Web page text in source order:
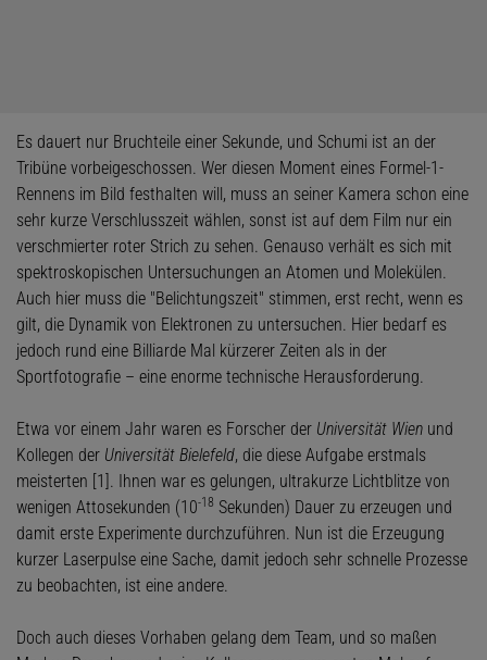
Es dauert nur Bruchteile einer Sekunde, und Schumi ist an der
Tribüne vorbeigeschossen. Wer diesen Moment eines Formel-1-
Rennens im Bild festhalten will, muss an seiner Kamera schon eine
sehr kurze Verschlusszeit wählen, sonst ist auf dem Film nur ein
verschmierter roter Strich zu sehen. Genauso verhält es sich mit
spektroskopischen Untersuchungen an Atomen und Molekülen.
Auch hier muss die "Belichtungszeit" stimmen, erst recht, wenn es
gilt, die Dynamik von Elektronen zu untersuchen. Hier bedarf es
jedoch rund eine Billiarde Mal kürzerer Zeiten als in der
Sportfotografie – eine enorme technische Herausforderung.
Etwa vor einem Jahr waren es Forscher der Universität Wien und
Kollegen der Universität Bielefeld, die diese Aufgabe erstmals
meisterten [1]. Ihnen war es gelungen, ultrakurze Lichtblitze von
wenigen Attosekunden (10-18 Sekunden) Dauer zu erzeugen und
damit erste Experimente durchzuführen. Nun ist die Erzeugung
kurzer Laserpulse eine Sache, damit jedoch sehr schnelle Prozesse
zu beobachten, ist eine andere.
Doch auch dieses Vorhaben gelang dem Team, und so maßen